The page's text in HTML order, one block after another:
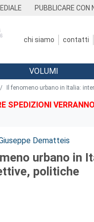
PUBBLICARE CON
chi siamo contatti
VOLUMI
Il fenomeno urbano in Italia:
SPEDIZIONI
Dematteis
urbano in
politiche